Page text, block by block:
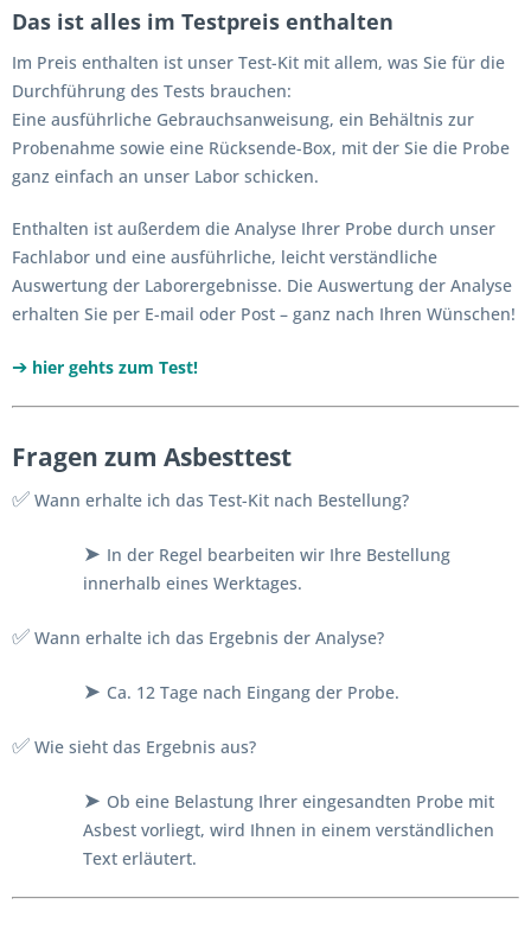
Das ist alles im Testpreis enthalten
Im Preis enthalten ist unser Test-Kit mit allem, was Sie für die
Durchführung des Tests brauchen:
Eine ausführliche Gebrauchsanweisung, ein Behältnis zur
Probenahme sowie eine Rücksende-Box, mit der Sie die Probe
ganz einfach an unser Labor schicken.
Enthalten ist außerdem die Analyse Ihrer Probe durch unser
Fachlabor und eine ausführliche, leicht verständliche
Auswertung der Laborergebnisse. Die Auswertung der Analyse
erhalten Sie per E-mail oder Post – ganz nach Ihren Wünschen!
➔ hier gehts zum Test!
Fragen zum Asbesttest
✅ Wann erhalte ich das Test-Kit nach Bestellung?
➤ In der Regel bearbeiten wir Ihre Bestellung
innerhalb eines Werktages.
✅ Wann erhalte ich das Ergebnis der Analyse?
➤ Ca. 12 Tage nach Eingang der Probe.
✅ Wie sieht das Ergebnis aus?
➤ Ob eine Belastung Ihrer eingesandten Probe mit
Asbest vorliegt, wird Ihnen in einem verständlichen
Text erläutert.